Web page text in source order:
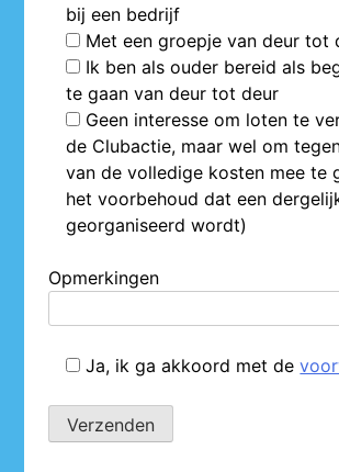
bij een bedrijf
Met een groepje van deur tot
Ik ben als ouder bereid als
te gaan van deur tot deur
Geen interesse om loten te
de Clubactie, maar wel om
van de volledige kosten mee te
het voorbehoud dat een
georganiseerd wordt)
Opmerkingen
Ja, ik ga akkoord met de